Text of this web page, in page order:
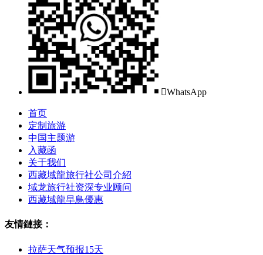
WhatsApp
首页
定制旅游
中国主题游
入藏函
关于我们
西藏域龍旅行社公司介紹
域龙旅行社资深专业顾问
西藏域龍早鳥優惠
友情鏈接：
拉萨天气预报15天